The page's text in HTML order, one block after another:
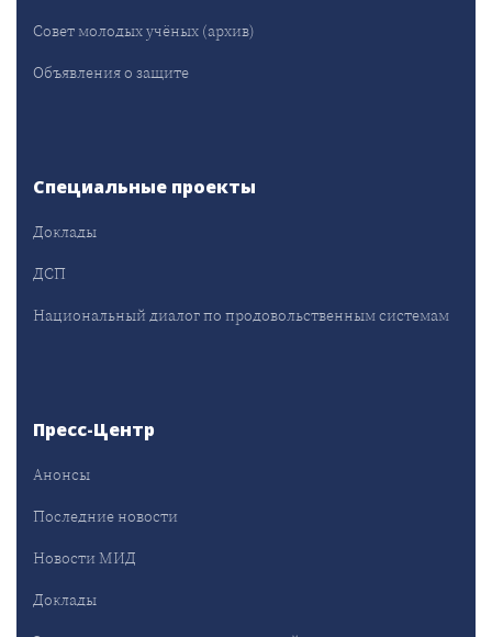
Совет молодых учёных (архив)
Объявления о защите
Специальные проекты
Доклады
ДСП
Национальный диалог по продовольственным системам
Пресс-Центр
Анонсы
Последние новости
Новости МИД
Доклады